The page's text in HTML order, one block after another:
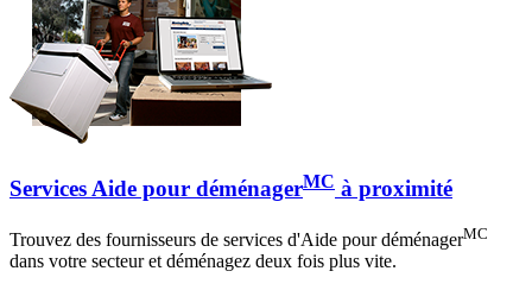
Services Aide pour déménagerMC à proximité
Trouvez des fournisseurs de services d'Aide pour déménagerMC
dans votre secteur et déménagez deux fois plus vite.